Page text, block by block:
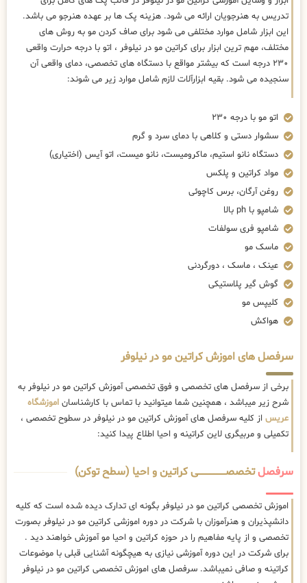
تدریس به هنرجویان ارائه می شود. هزینه پک ها بر عهده هنرجو می باشد.
این ابزار شامل موارد مختلفی می شود برای صاف کردن مو به روش های
مختلف، مهم ترین ابزار برای کراتین مو در نیلوفر ، اتو با درجه حرارت واقعی
۲۳۰ درجه است که بیشتر مواقع با دستگاه های تخصصی، دمای واقعی آن
سنجیده می شود. بقیه ابزارآلات لازم شامل موارد زیر می شوند:
اتو مو با درجه ۲۳۰
سشوار دستی و کلاهی با دمای سرد و گرم
دستگاه نانو استیم، ماکرومیست، نانو میست، اتو آیس (اختیاری)
مواد کراتین و پلکس
روغن آرگان، برس کاچوئی
شامپو با ph بالا
شامپو فری سولفات
ماسک مو
عینک ، ماسک ، دورگردنی
گوش گیر پلاستیکی
کلیپس مو
هواکش
سرفصل های اموزش کراتین مو در نیلوفر
برخی از سرفصل های تخصصی و فوق تخصصی آموزش کراتین مو در نیلوفر به
شرح زیر میباشد ، همچنین شما میتوانید با تماس با کارشناسان اموزشگاه
عریس از کلیه سرفصل های آموزش کراتین مو در نیلوفر در سطوح تخصصی ،
تکمیلی و مربیگری لاین کراتینه و احیا اطلاع پیدا کنید:
سرفصلتخصصــــــــــــــــــــی کراتین و احیا (سطح توکن)
اموزش تخصصی کراتین مو در نیلوفر بگونه ای تدارک دیده شده است که کلیه
دانشپذیران و هنرآموزان با شرکت در دوره اموزشی کراتین مو در نیلوفر بصورت
تخصصی و از پایه مفاهیم را در حوزه کراتین و احیا مو آموزش خواهند دید .
برای شرکت در این دوره آموزشی نیازی به هیچگونه آشنایی قبلی با موضوعات
کراتینه و صافی نمیباشد. سرفصل های اموزش تخصصی کراتین مو در نیلوفر